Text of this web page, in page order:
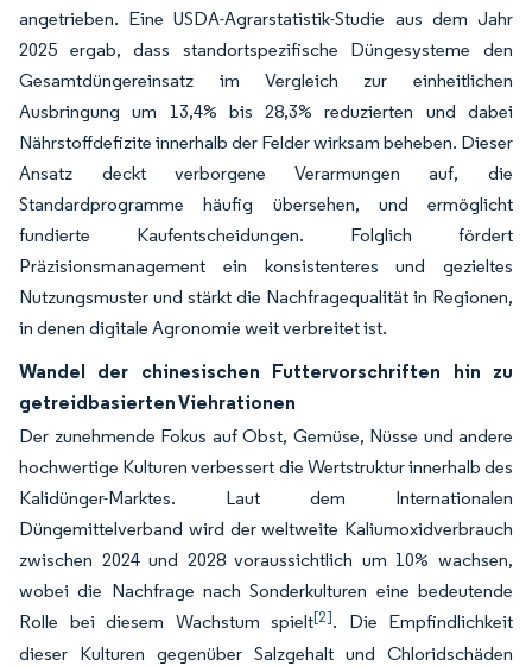
angetrieben. Eine USDA-Agrarstatistik-Studie aus dem Jahr
2025 ergab, dass standortspezifische Düngesysteme den
Gesamtdüngereinsatz im Vergleich zur einheitlichen
Ausbringung um 13,4% bis 28,3% reduzierten und dabei
Nährstoffdefizite innerhalb der Felder wirksam beheben. Dieser
Ansatz deckt verborgene Verarmungen auf, die
Standardprogramme häufig übersehen, und ermöglicht
fundierte Kaufentscheidungen. Folglich fördert
Präzisionsmanagement ein konsistenteres und gezieltes
Nutzungsmuster und stärkt die Nachfragequalität in Regionen,
in denen digitale Agronomie weit verbreitet ist.
Wandel der chinesischen Futtervorschriften hin zu
getreidbasierten Viehrationen
Der zunehmende Fokus auf Obst, Gemüse, Nüsse und andere
hochwertige Kulturen verbessert die Wertstruktur innerhalb des
Kalidünger-Marktes. Laut dem Internationalen
Düngemittelverband wird der weltweite Kaliumoxidverbrauch
zwischen 2024 und 2028 voraussichtlich um 10% wachsen,
wobei die Nachfrage nach Sonderkulturen eine bedeutende
Rolle bei diesem Wachstum spielt[2]. Die Empfindlichkeit
dieser Kulturen gegenüber Salzgehalt und Chloridschäden